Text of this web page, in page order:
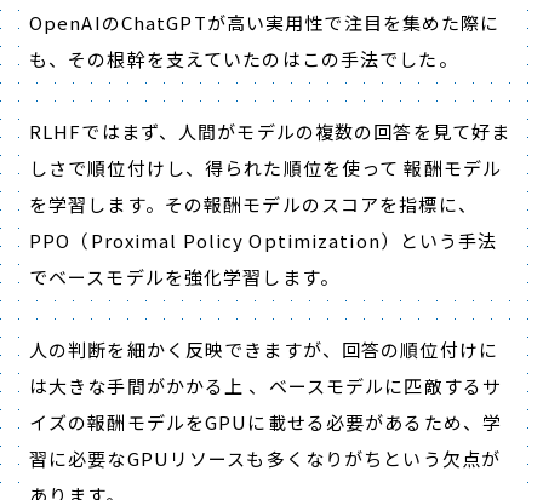
OpenAIのChatGPTが高い実用性で注目を集めた際に
も、その根幹を支えていたのはこの手法でした。
RLHFではまず、人間がモデルの複数の回答を見て好ま
しさで順位付けし、得られた順位を使って 報酬モデル
を学習します。その報酬モデルのスコアを指標に、
PPO （Proximal Policy Optimization）という手法
でベースモデルを強化学習します。
人の判断を細かく反映できますが、回答の順位付けに
は大きな手間がかかる上 、ベースモデルに匹敵するサ
イズの報酬モデルをGPUに載せる必要があるため、学
習に必要なGPU リソースも多くなりがちという欠点が
あります。